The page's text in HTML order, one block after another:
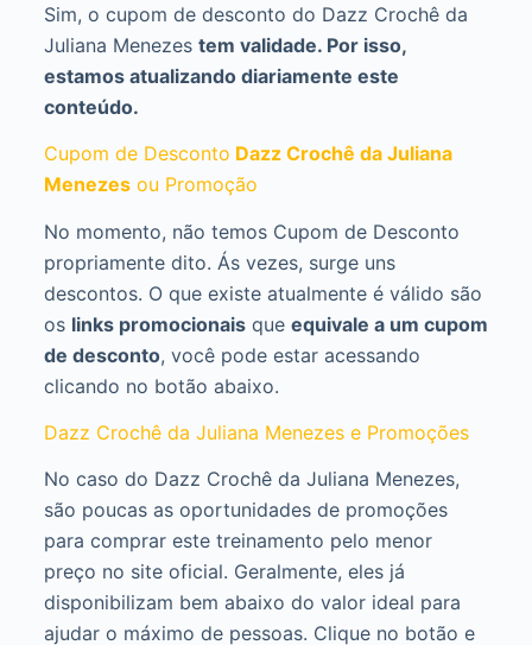
Sim, o cupom de desconto do Dazz Crochê da
Juliana Menezes tem validade. Por isso,
estamos atualizando diariamente este
conteúdo.
Cupom de Desconto Dazz Crochê da Juliana
Menezes ou Promoção
No momento, não temos Cupom de Desconto
propriamente dito. Ás vezes, surge uns
descontos. O que existe atualmente é válido são
os links promocionaisque equivale a um cupom
de desconto, você pode estar acessando
clicando no botão abaixo.
Dazz Crochê da Juliana Menezes e Promoções
No caso do Dazz Crochê da Juliana Menezes,
são poucas as oportunidades de promoções
para comprar este treinamento pelo menor
preço no site oficial. Geralmente, eles já
disponibilizam bem abaixo do valor ideal para
ajudar o máximo de pessoas. Clique no botão e